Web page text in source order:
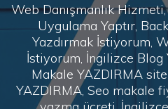
Web Danışmanlık
Uygulama Yaptır,
Yazdırmak İstiyorum,
İstiyorum, İngilizce Blog
Makale YAZDIRMA
YAZDIRMA, Seo makale